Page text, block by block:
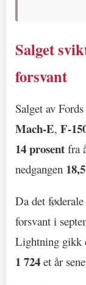
Salget
forsvant
Salget av
Mach‑E,
14 prosent fra
nedgangen
Da det
forsvant i
Lightning gikk
1 724 et år